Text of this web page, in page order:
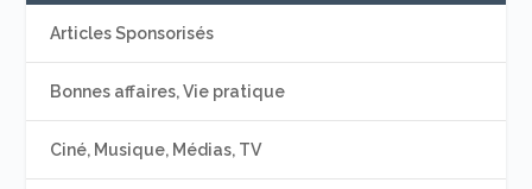
Articles Sponsorisés
Bonnes affaires, Vie pratique
Ciné, Musique, Médias, TV